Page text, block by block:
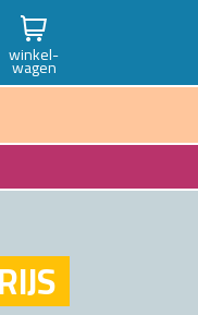
winkel-
wagen